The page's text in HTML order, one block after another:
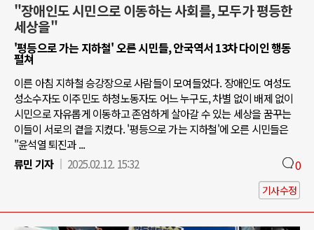
"장애인도 시민으로 이동하는 사회를, 모두가 평등한
세상을"
'평등으로 가는 지하철' 오른 시민들, 안국역서 13차 다이인 행동
펼쳐
이른 아침 지하철 승강장으로 사람들이 모여들었다. 장애인도 여성도
성소수자도 이주민도 하청노동자도 어느 누구도, 차별 없이 배제 없이
시민으로 자유롭게 이동하고 존엄하게 살아갈 수 있는 세상을 꿈꾸는
이들이 서로의 곁을 지켰다. '평등으로 가는 지하철'에 오른 시민들은
"윤석열 퇴진과 ...
류민 기자
2025.02.12. 15:32 0
기사수정